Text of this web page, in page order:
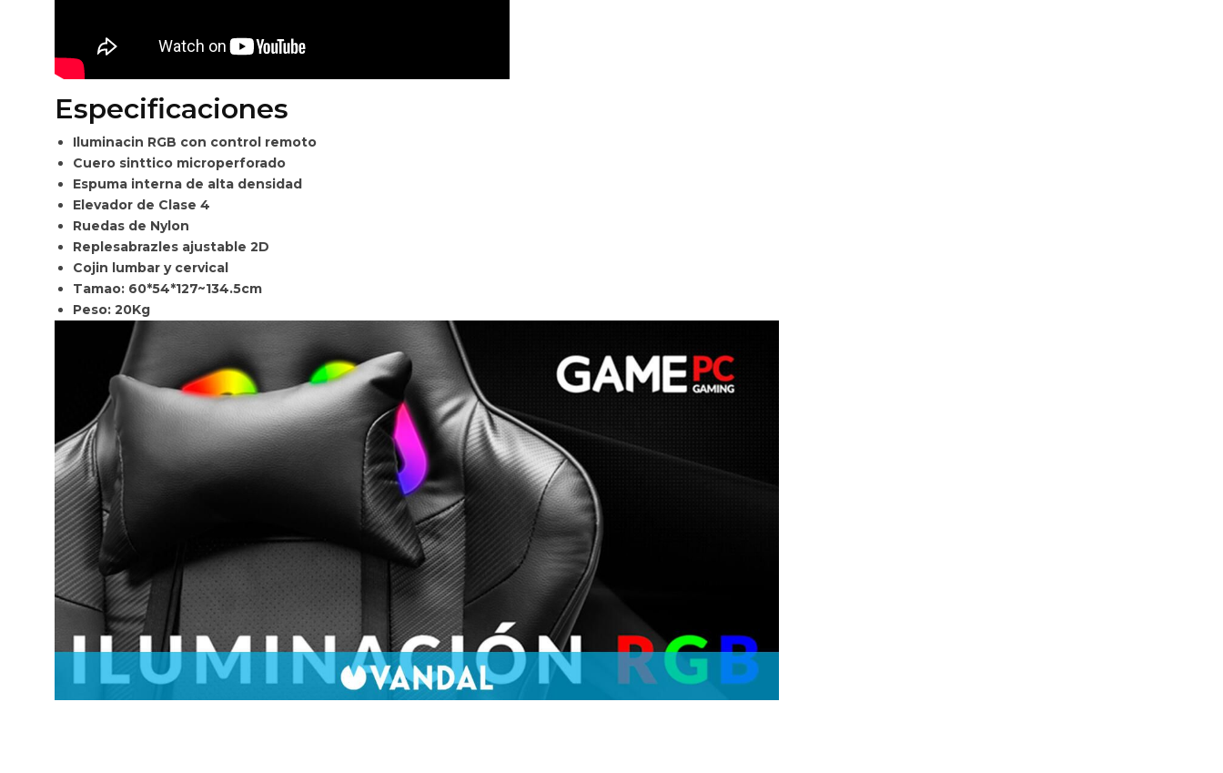
Especificaciones
Iluminacin RGB con control remoto
Cuero sinttico microperforado
Espuma interna de alta densidad
Elevador de Clase 4
Ruedas de Nylon
Replesabrazles ajustable 2D
Cojin lumbar y cervical
Tamao: 60*54*127~134.5cm
Peso: 20Kg